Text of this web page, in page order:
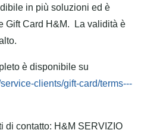
in più soluzioni ed è
Gift Card H&M.
La validità è
è disponibile su
clients/gift-card/terms---
di contatto: H&M SERVIZIO